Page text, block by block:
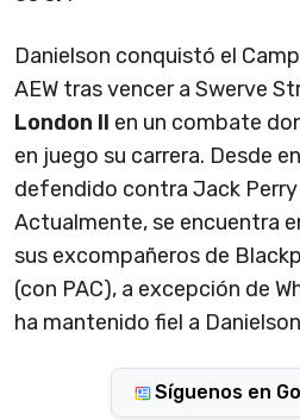
Danielson conquistó el
AEW tras vencer a Swerve
London II en un combate
en juego su carrera. Desde
defendido contra Jack Perry
Actualmente, se encuentra
sus excompañeros de
(con PAC), a excepción de
ha mantenido fiel a
Síguenos en